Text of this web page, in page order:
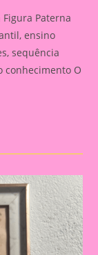
Paterna
ensino
sequência
conhecimento O